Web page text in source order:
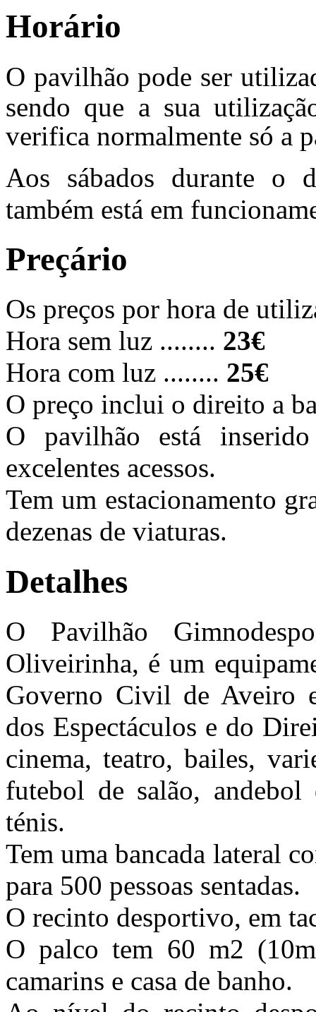
Horário
O pavilhão pode ser
sendo que a sua
verifica normalmente só a
Aos sábados durante o
também está em
Preçário
Os preços por hora de
Hora sem luz ........ 23€
Hora com luz ........ 25€
O preço inclui o direito a
O pavilhão está
excelentes acessos.
Tem um estacionamento
dezenas de viaturas.
Detalhes
O Pavilhão
Oliveirinha, é um
Governo Civil de Aveiro
dos Espectáculos e do
cinema, teatro, bailes,
futebol de salão,
ténis.
Tem uma bancada lateral
para 500 pessoas sentadas.
O recinto desportivo, em
O palco tem 60 m2
camarins e casa de banho.